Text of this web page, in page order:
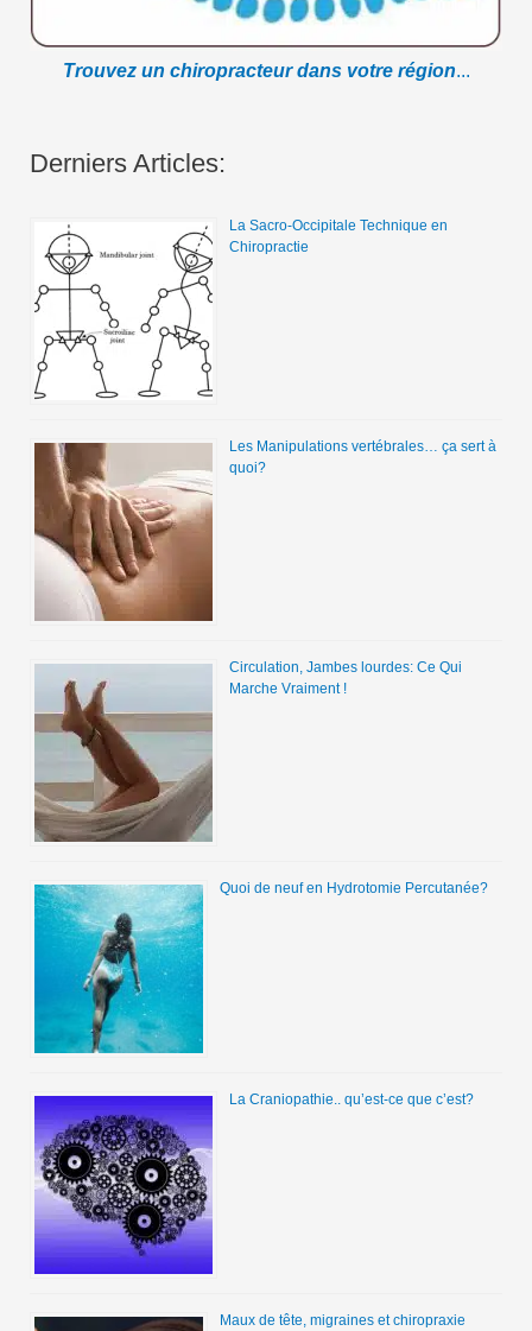
Trouvez un chiropracteur dans votre région...
Derniers Articles:
La Sacro-Occipitale Technique en
Chiropractie
Les Manipulations vertébrales… ça sert à
quoi?
Circulation, Jambes lourdes: Ce Qui
Marche Vraiment !
Quoi de neuf en Hydrotomie Percutanée?
La Craniopathie.. qu’est-ce que c’est?
Maux de tête, migraines et chiropraxie